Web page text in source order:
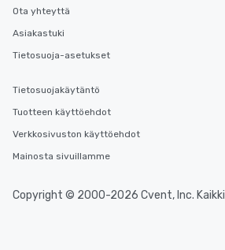
Ota yhteyttä
Asiakastuki
Tietosuoja-asetukset
Tietosuojakäytäntö
Tuotteen käyttöehdot
Verkkosivuston käyttöehdot
Mainosta sivuillamme
Copyright © 2000-2026 Cvent, Inc.